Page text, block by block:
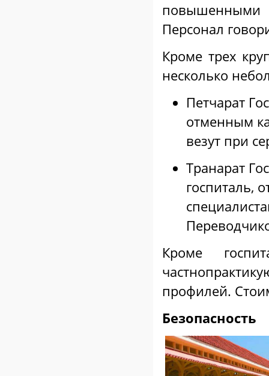
повышенными
Персонал
Кроме трех
несколько
Петчарат
отменным
везут при
Транарат
госпиталь,
Кроме
профилей.
Безопасность